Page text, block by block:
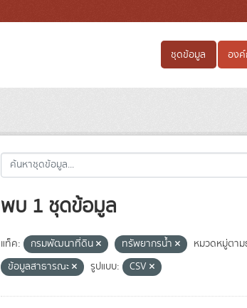
ชุดข้อมูล อง
พบ 1 ชุดข้อมูล
แท็ค: กรมพัฒนาที่ดิน ทรัพยากรน้ำ
หมวดหมู่ตา
ข้อมูลสาธารณะ
รูปแบบ: CSV